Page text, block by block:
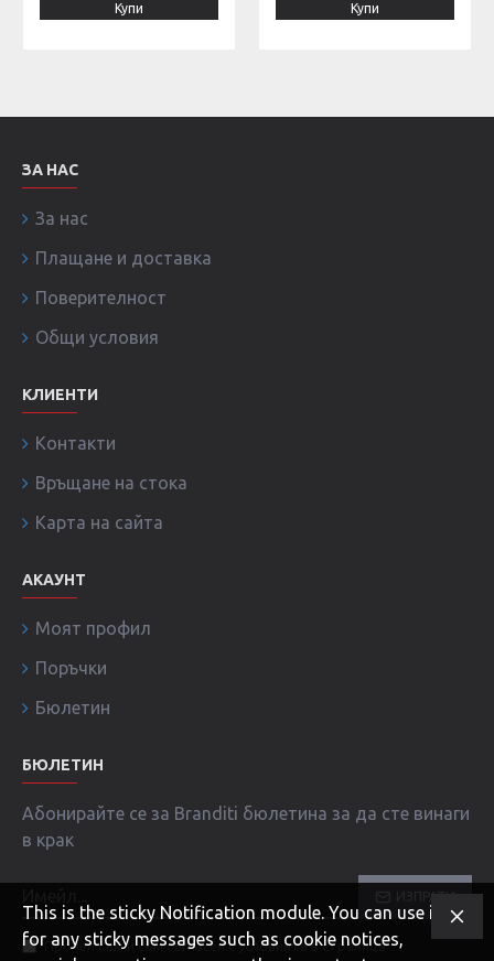
Купи Купи
ЗА НАС
За нас
Плащане и доставка
Поверителност
Общи условия
КЛИЕНТИ
Контакти
Връщане на стока
Карта на сайта
АКАУНТ
Моят профил
Поръчки
Бюлетин
БЮЛЕТИН
Абонирайте се за Branditi бюлетина за да сте винаги
в крак
ИЗПРАТИ
Прочел съм и съм съгласен с условията в страница
This is the sticky Notification module. You can use it
for any sticky messages such as cookie notices,